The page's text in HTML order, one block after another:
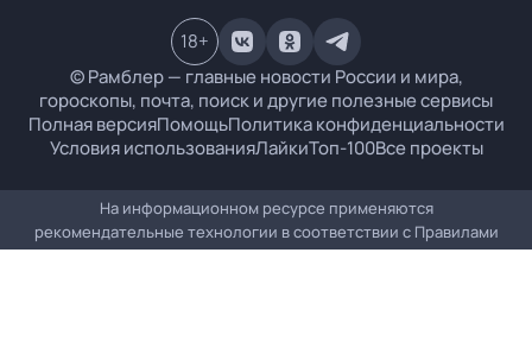
© Рамблер — главные новости России и мира,
гороскопы, почта, поиск и другие полезные сервисы
Полная версияПомощьПолитика конфиденциальности
Условия использованияЛайкиТоп-100Все проекты
18+
На информационном ресурсе применяются
рекомендательные технологии в соответствии с Правилами